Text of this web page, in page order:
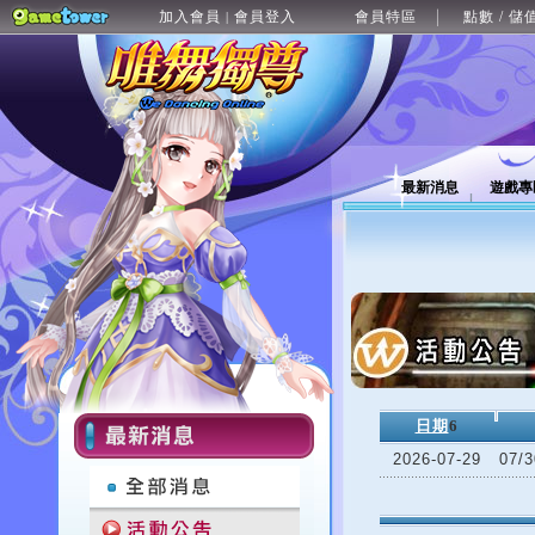
加入會員 | 會員登入 會員特區 點數 / 儲
最新消息 遊戲
日期 6
2026-07-29
07/